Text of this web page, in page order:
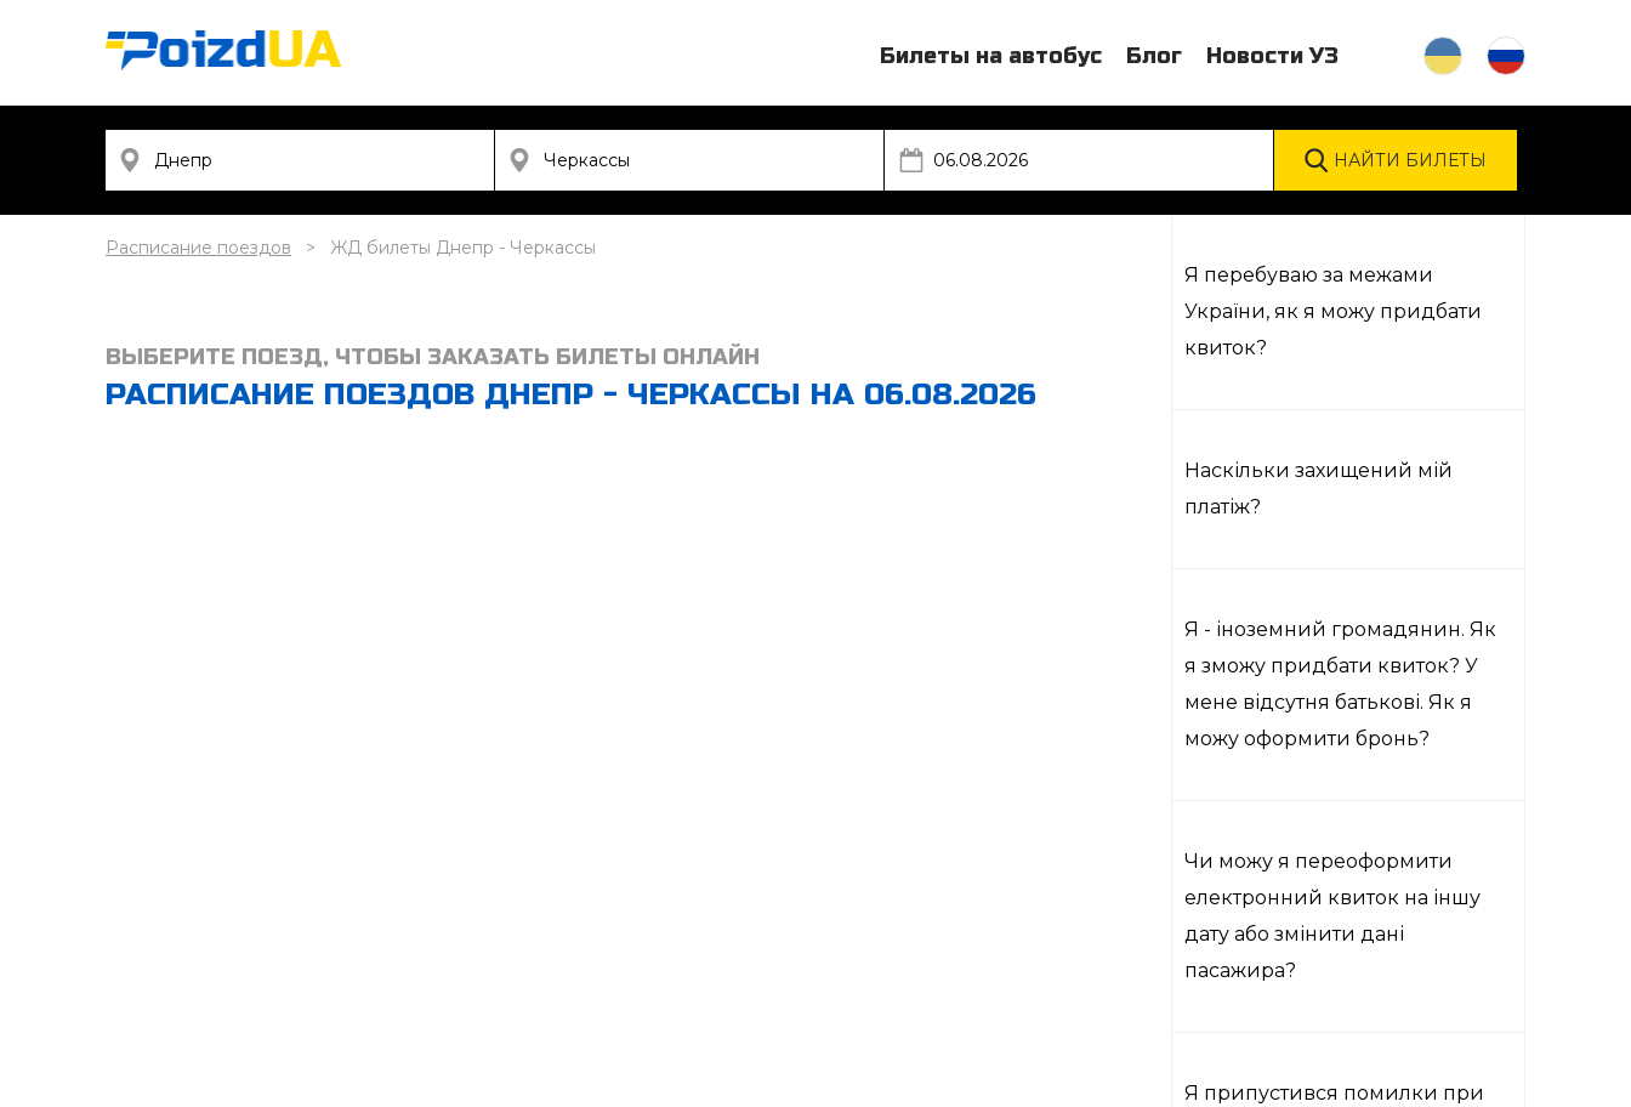
Билеты на автобус Блог Новости УЗ
Расписание поездов ЖД билеты Днепр - Черкассы
ВЫБЕРИТЕ ПОЕЗД, ЧТОБЫ ЗАКАЗАТЬ БИЛЕТЫ ОНЛАЙН
РАСПИСАНИЕ ПОЕЗДОВ ДНЕПР - ЧЕРКАССЫ НА 06.08.2026
Я перебуваю за межами
України, як я можу придбати
квиток?
Наскільки захищений мій
платіж?
Я - іноземний громадянин. Як
я зможу придбати квиток? У
мене відсутня батькові. Як я
можу оформити бронь?
Чи можу я переоформити
електронний квиток на іншу
дату або змінити дані
пасажира?
Я припустився помилки при